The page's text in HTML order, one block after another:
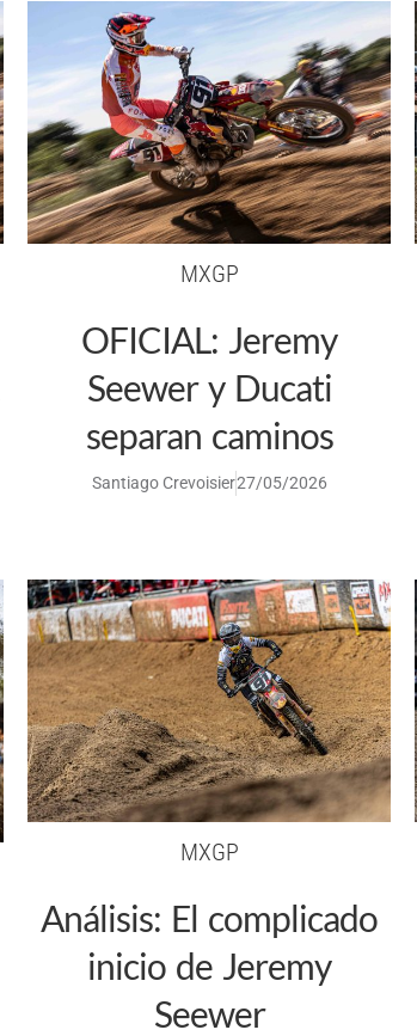
MXGP
OFICIAL: Jeremy
Seewer y Ducati
separan caminos
Santiago Crevoisier27/05/2026
MXGP
Análisis: El complicado
inicio de Jeremy
Seewer